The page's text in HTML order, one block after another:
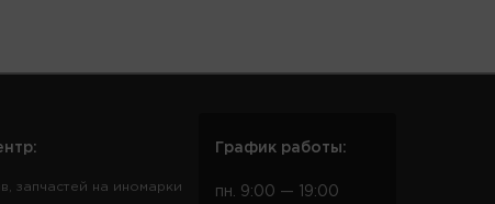
запчастей на иномарки
График работы:
пн. 9:00 — 19:00